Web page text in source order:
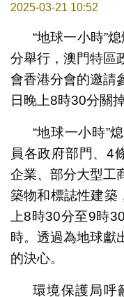
2025-03-21 10:52
“地球一小時”
分舉行，澳門特區
會香港分會的邀請
日晚上8時30分關
“地球一小時”
員各政府部門、4
企業、部分大型工
築物和標誌性建築
上8時30分至9時
時。透過為地球獻
的決心。
環境保護局呼